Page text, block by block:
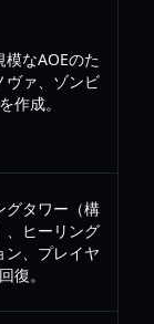
模なAOEのた
ヴァ、ゾンビ
作成。
グタワー（構
、ヒーリング
ン、プレイヤ
復。